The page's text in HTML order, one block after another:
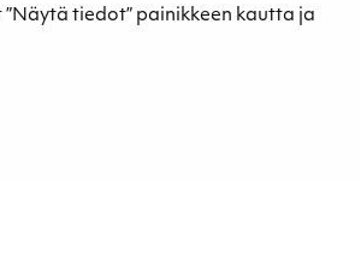
tiedot” painikkeen kautta ja
Tietosuojaseloste